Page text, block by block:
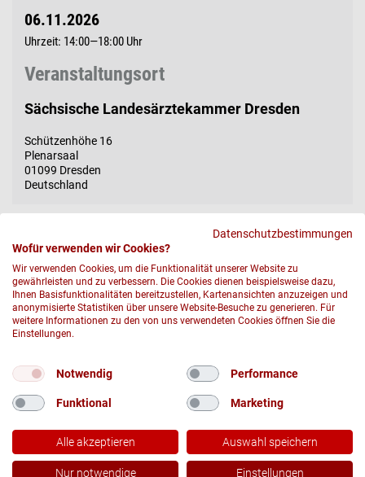
06.11.2026
14:00—18:00
Veranstaltungsort
Sächsische Landesärztekammer Dresden
Schützenhöhe 16
Plenarsaal
01099 Dresden
Deutschland
© 2026 DRK-Blutspendedienst Nord-Ost gemeinnützige GmbH
IMPRESSUM UND RECHTLICHE HINWEISE
DRK
JETZT LIKEN UND TEILEN!
Datenschutzbestimmungen
Wofür verwenden wir Cookies?
Wir verwenden Cookies, um die Funktionalität unserer Website zu
gewährleisten und zu verbessern. Die Cookies dienen beispielsweise dazu,
Ihnen Basisfunktionalitäten bereitzustellen, Kartenansichten anzuzeigen und
anonymisierte Statistiken über unsere Website-Besuche zu generieren. Für
weitere Informationen zu den von uns verwendeten Cookies öffnen Sie die
Einstellungen.
Notwendig Performance
Funktional Marketing
Alle akzeptieren Auswahl speichern
Nur notwendige Einstellungen